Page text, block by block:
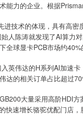
能力的企业。根据
进技术的体现，具有高
人陈涛就发现了AI算力
全球显卡PCB市场约40%
英伟达的H系列AI加速
达的相关订单占比超过
大量采用高阶HDI
快速增长骆驼优配门店